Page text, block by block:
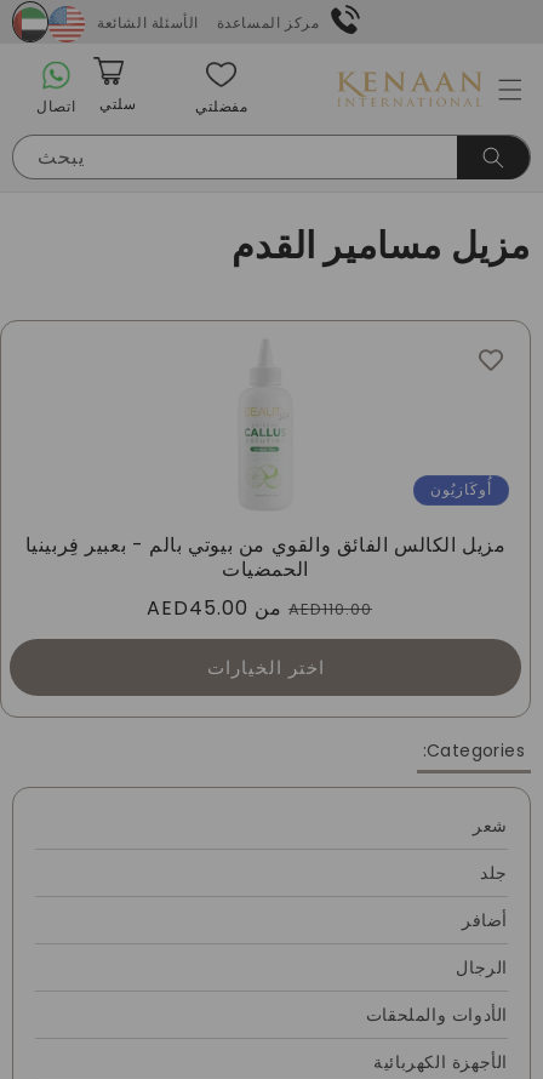
مركز المساعدة الأسئلة الشائعة
يبحث
مفضلتي سلتي
التسوق
اتصال
م
م
مزيل مسامير القدم
Categories:
شعر
جلد
أضافر
الرجال
الأدوات والملحقات
الأجهزة الكهربائية
أُوكَازيُون
مزيل الكالس الفائق والقوي من بيوتي بالم - بعبير فِربينيا
الحمضيات
السعر
العادي
AED110.00 سعر
البيع
من AED45.00
اختر الخيارات